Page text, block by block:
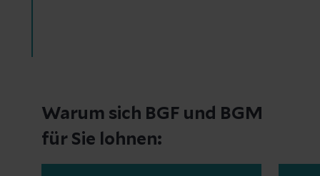
Warum sich BGF und BGM
für Sie lohnen: